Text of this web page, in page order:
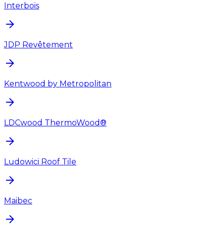
Interbois
JDP Revêtement
Kentwood by Metropolitan
LDCwood ThermoWood®
Ludowici Roof Tile
Maibec